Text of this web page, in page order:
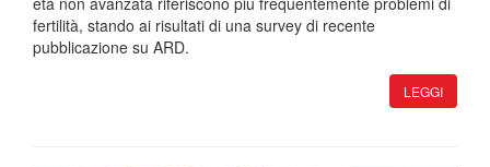
fertilità, stando ai risultati di una survey di recente
pubblicazione su ARD.
LEGGI